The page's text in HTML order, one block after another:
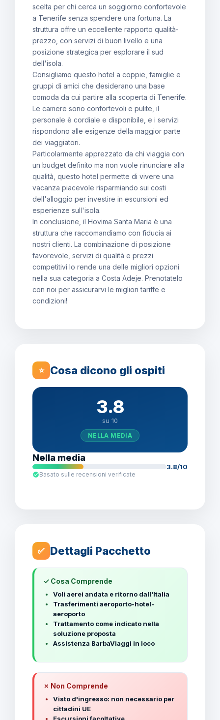
scelta per chi cerca un soggiorno confortevole
a Tenerife senza spendere una fortuna. La
struttura offre un eccellente rapporto qualità-
prezzo, con servizi di buon livello e una
posizione strategica per esplorare il sud
dell'isola.
Consigliamo questo hotel a coppie, famiglie e
gruppi di amici che desiderano una base
comoda da cui partire alla scoperta di Tenerife.
Le camere sono confortevoli e pulite, il
personale è cordiale e disponibile, e i servizi
rispondono alle esigenze della maggior parte
dei viaggiatori.
Particolarmente apprezzato da chi viaggia con
un budget definito ma non vuole rinunciare alla
qualità, questo hotel permette di vivere una
vacanza piacevole risparmiando sui costi
dell'alloggio per investire in escursioni ed
esperienze sull'isola.
In conclusione, il Hovima Santa Maria è una
struttura che raccomandiamo con fiducia ai
nostri clienti. La combinazione di posizione
favorevole, servizi di qualità e prezzi
competitivi lo rende una delle migliori opzioni
nella sua categoria a Costa Adeje. Prenotatelo
con noi per assicurarvi le migliori tariffe e
condizioni!
⭐ Cosa dicono gli ospiti
3.8
su 10
NELLA MEDIA
Nella media
3.8/10
Basato sulle recensioni verificate
✅ Dettagli Pacchetto
✓ Cosa Comprende
Voli aerei andata e ritorno dall'Italia
Trasferimenti aeroporto-hotel-
aeroporto
Trattamento come indicato nella
soluzione proposta
Assistenza BarbaViaggi in loco
✗ Non Comprende
Visto d'ingresso: non necessario per
cittadini UE